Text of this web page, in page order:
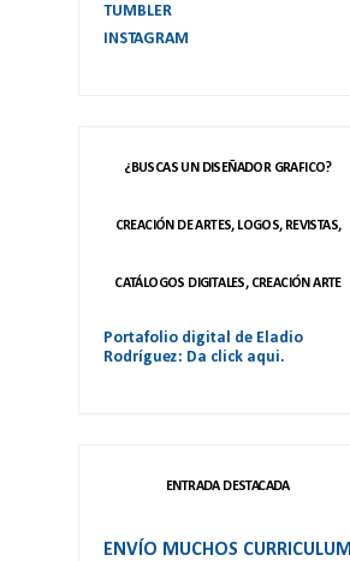
TUMBLER
INSTAGRAM
¿BUSCAS UN DISEÑADOR GRAFICO?
CREACIÓN DE ARTES, LOGOS, REVISTAS,
CATÁLOGOS DIGITALES, CREACIÓN ARTE
Portafolio digital de Eladio
Rodríguez: Da click aqui.
ENTRADA DESTACADA
ENVÍO MUCHOS CURRICULUM